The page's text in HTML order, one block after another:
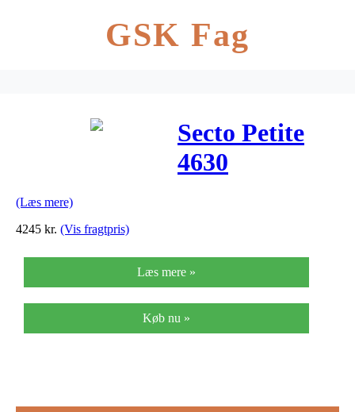
GSK Fag
Secto Petite
4630
(Læs mere)
4245 kr. (Vis fragtpris)
Læs mere »
Køb nu »